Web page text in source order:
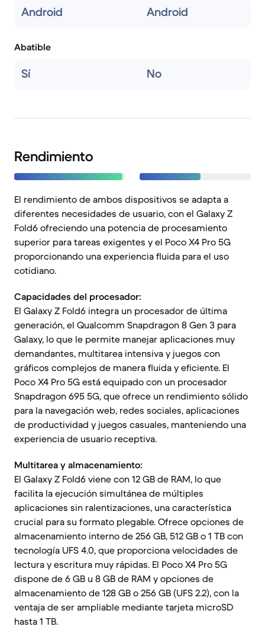
Android Android
Abatible
Sí No
Rendimiento
El rendimiento de ambos dispositivos se adapta a
diferentes necesidades de usuario, con el Galaxy Z
Fold6 ofreciendo una potencia de procesamiento
superior para tareas exigentes y el Poco X4 Pro 5G
proporcionando una experiencia fluida para el uso
cotidiano.
Capacidades del procesador:
El Galaxy Z Fold6 integra un procesador de última
generación, el Qualcomm Snapdragon 8 Gen 3 para
Galaxy, lo que le permite manejar aplicaciones muy
demandantes, multitarea intensiva y juegos con
gráficos complejos de manera fluida y eficiente. El
Poco X4 Pro 5G está equipado con un procesador
Snapdragon 695 5G, que ofrece un rendimiento sólido
para la navegación web, redes sociales, aplicaciones
de productividad y juegos casuales, manteniendo una
experiencia de usuario receptiva.
Multitarea y almacenamiento:
El Galaxy Z Fold6 viene con 12 GB de RAM, lo que
facilita la ejecución simultánea de múltiples
aplicaciones sin ralentizaciones, una característica
crucial para su formato plegable. Ofrece opciones de
almacenamiento interno de 256 GB, 512 GB o 1 TB con
tecnología UFS 4.0, que proporciona velocidades de
lectura y escritura muy rápidas. El Poco X4 Pro 5G
dispone de 6 GB u 8 GB de RAM y opciones de
almacenamiento de 128 GB o 256 GB (UFS 2.2), con la
ventaja de ser ampliable mediante tarjeta microSD
hasta 1 TB.